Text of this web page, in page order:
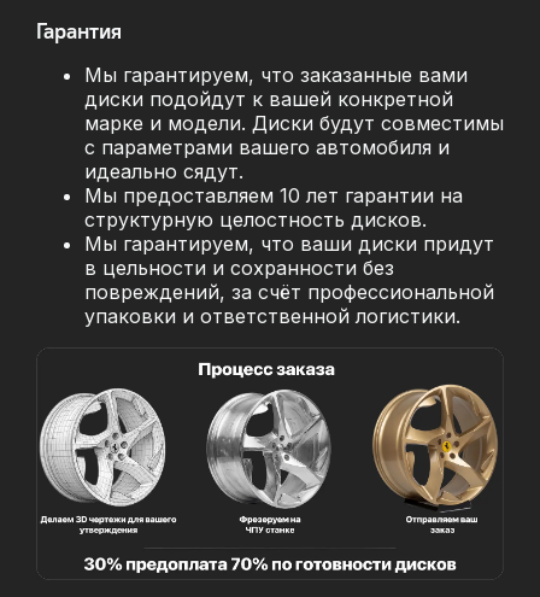
Гарантия
Мы гарантируем, что заказанные вами
диски подойдут к вашей конкретной
марке и модели. Диски будут совместимы
с параметрами вашего автомобиля и
идеально сядут.
Мы предоставляем 10 лет гарантии на
структурную целостность дисков.
Мы гарантируем, что ваши диски придут
в цельности и сохранности без
повреждений, за счёт профессиональной
упаковки и ответственной логистики.